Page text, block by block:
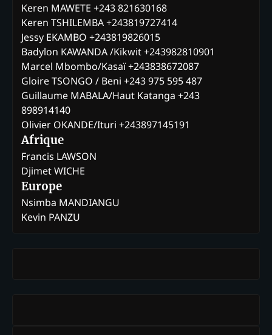
Keren MAWETE +243 821630168
Keren TSHILEMBA +243819727414
Jessy EKAMBO +243819826015
Badylon KAWANDA /Kikwit +243982810901
Marcel Mbombo/Kasaï +243838672087
Gloire TSONGO / Beni +243 975 595 487
Guillaume MABALA/Haut Katanga +243
898914140
Olivier OKANDE/Ituri +243897145191
Afrique
Francis LAWSON
Djimet WICHE
Europe
Nsimba MANDIANGU
Kevin PANZU